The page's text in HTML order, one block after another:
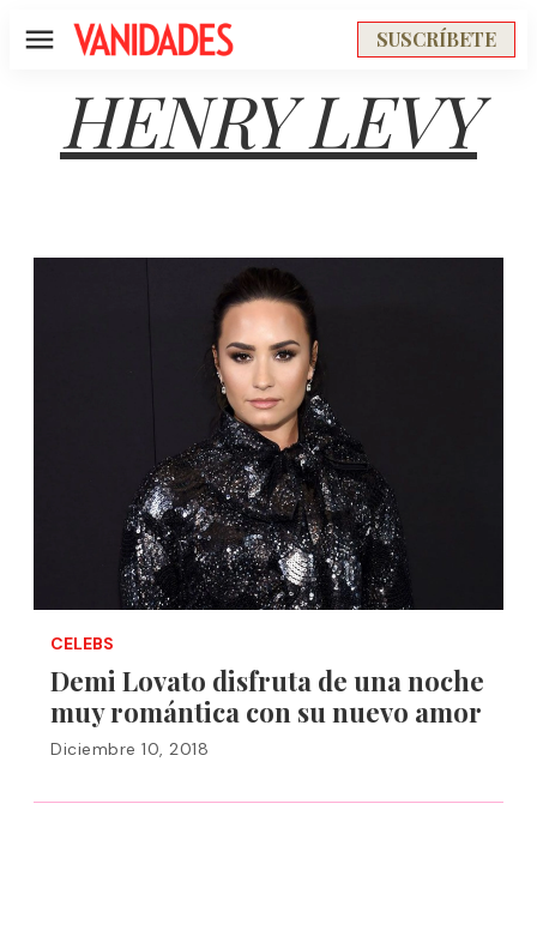
Menú SUSCRÍBETE
HENRY LEVY
CELEBS
Demi Lovato disfruta de una noche
muy romántica con su nuevo amor
Diciembre 10, 2018